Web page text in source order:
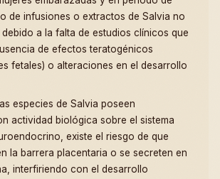
de infusiones o extractos de Salvia no
a la falta de estudios clínicos que
de efectos teratogénicos
fetales) o alteraciones en el desarrollo
especies de Salvia poseen
actividad biológica sobre el sistema
existe el riesgo de que
la barrera placentaria o se secreten en
interfiriendo con el desarrollo